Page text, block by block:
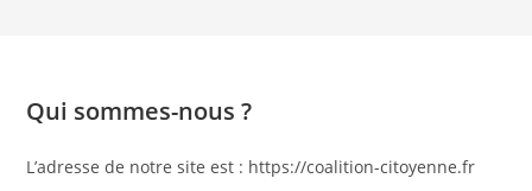
Qui sommes-nous ?
L’adresse de notre site est : https://coalition-citoyenne.fr